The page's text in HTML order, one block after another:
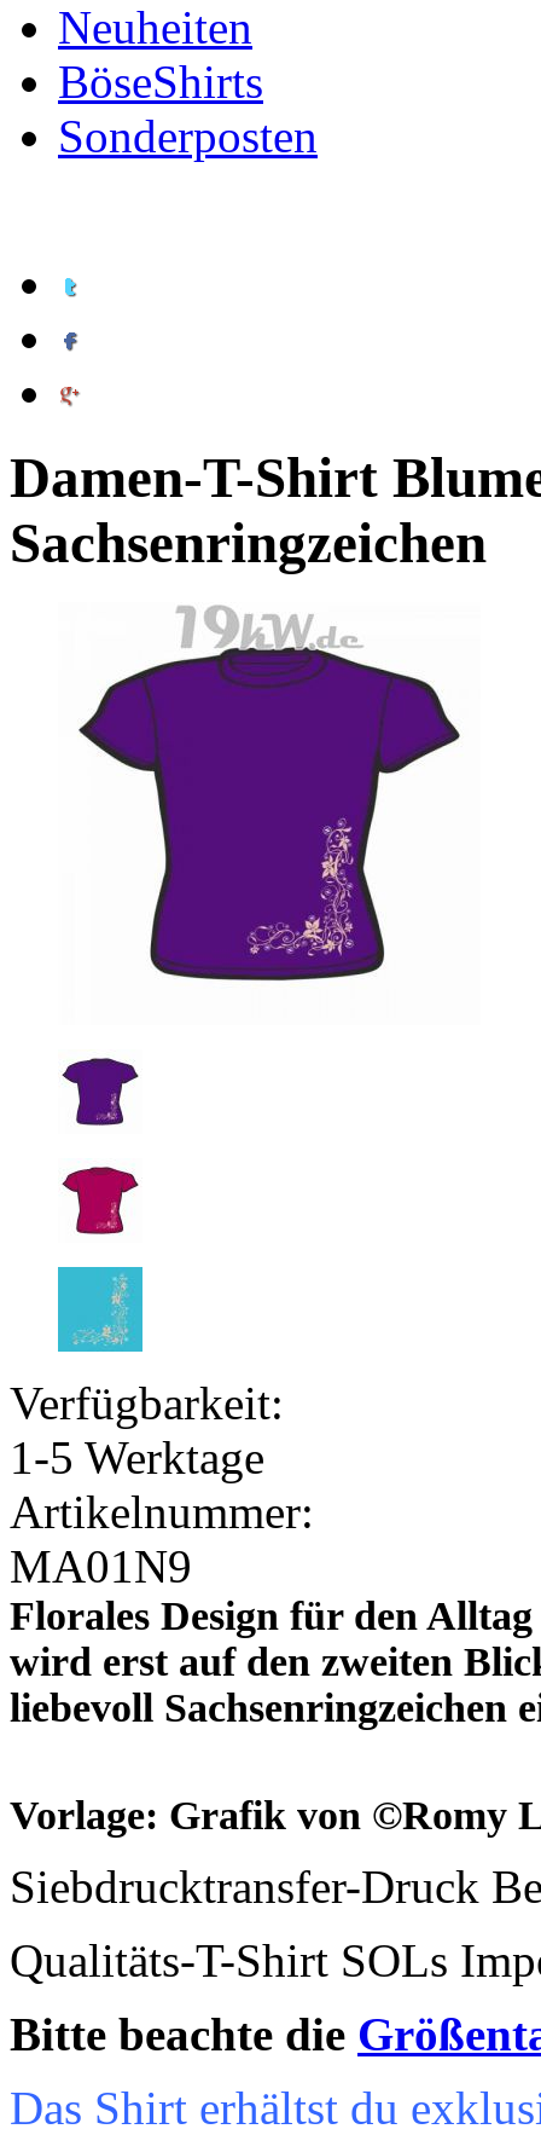
Neuheiten
BöseShirts
Sonderposten
Damen-T-Shirt
Sachsenringzeichen
Verfügbarkeit:
1-5 Werktage
Artikelnummer:
MA01N9
Florales Design für den
wird erst auf den zweiten
liebevoll Sachsenringzeichen
Vorlage: Grafik von ©Romy
Siebdrucktransfer-Druck
Qualitäts-T-Shirt SOLs
Bitte beachte die
Das Shirt erhältst du